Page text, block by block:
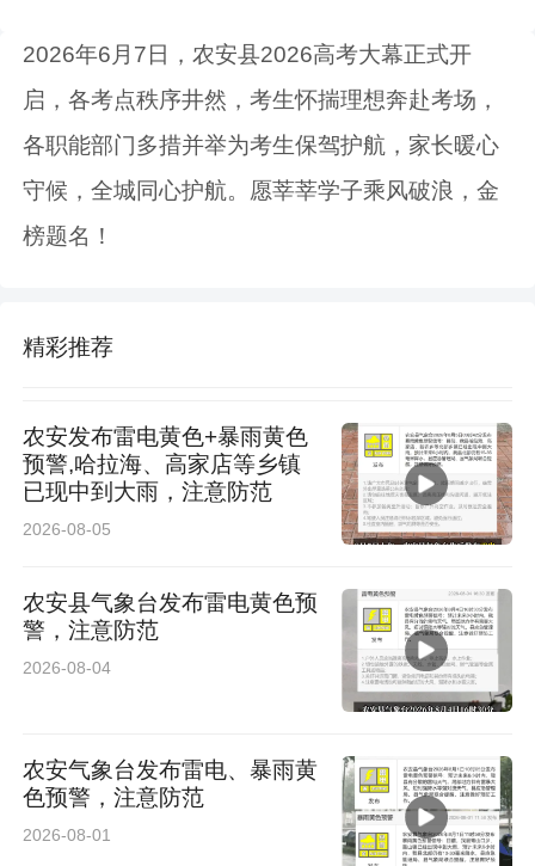
2026年6月7日，农安县2026高考大幕正式开
启，各考点秩序井然，考生怀揣理想奔赴考场，
各职能部门多措并举为考生保驾护航，家长暖心
守候，全城同心护航。愿莘莘学子乘风破浪，金
榜题名！
精彩推荐
农安发布雷电黄色+暴雨黄色
预警,哈拉海、高家店等乡镇
已现中到大雨，注意防范
2026-08-05
农安县气象台发布雷电黄色预
警，注意防范
2026-08-04
农安气象台发布雷电、暴雨黄
色预警，注意防范
2026-08-01